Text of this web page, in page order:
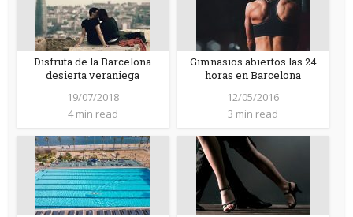
Disfruta de la Barcelona
desierta veraniega
19/07/2018
4 min read
Gimnasios abiertos las 24
horas en Barcelona
12/05/2016
3 min read